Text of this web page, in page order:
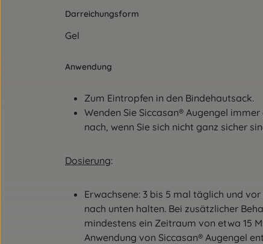
Darreichungsform
Gel
Anwendung
Zum Eintropfen in den Bindehautsack.
Wenden Sie Siccasan® Augengel
nach, wenn Sie sich nicht ganz sicher
Dosierung:
Erwachsene: 3 bis 5 mal täglich und
nach unten halten. Bei zusätzlicher
mindestens ein Zeitraum von etwa 15
Anwendung von Siccasan® Augengel